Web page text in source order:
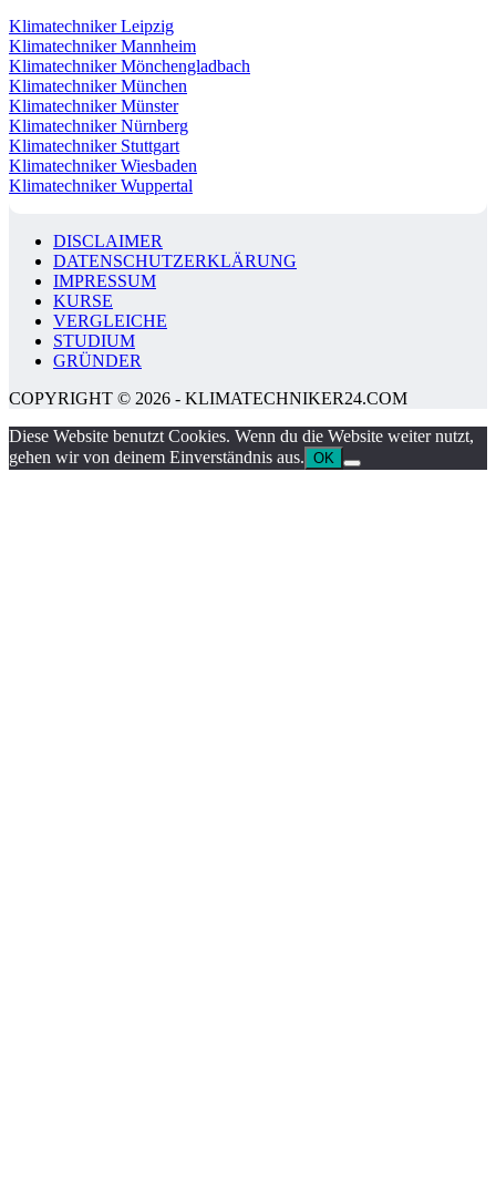
Klimatechniker Leipzig
Klimatechniker Mannheim
Klimatechniker Mönchengladbach
Klimatechniker München
Klimatechniker Münster
Klimatechniker Nürnberg
Klimatechniker Stuttgart
Klimatechniker Wiesbaden
Klimatechniker Wuppertal
DISCLAIMER
DATENSCHUTZERKLÄRUNG
IMPRESSUM
KURSE
VERGLEICHE
STUDIUM
GRÜNDER
COPYRIGHT © 2026 - KLIMATECHNIKER24.COM
Diese Website benutzt Cookies. Wenn du die Website weiter nutzt,
gehen wir von deinem Einverständnis aus. OK